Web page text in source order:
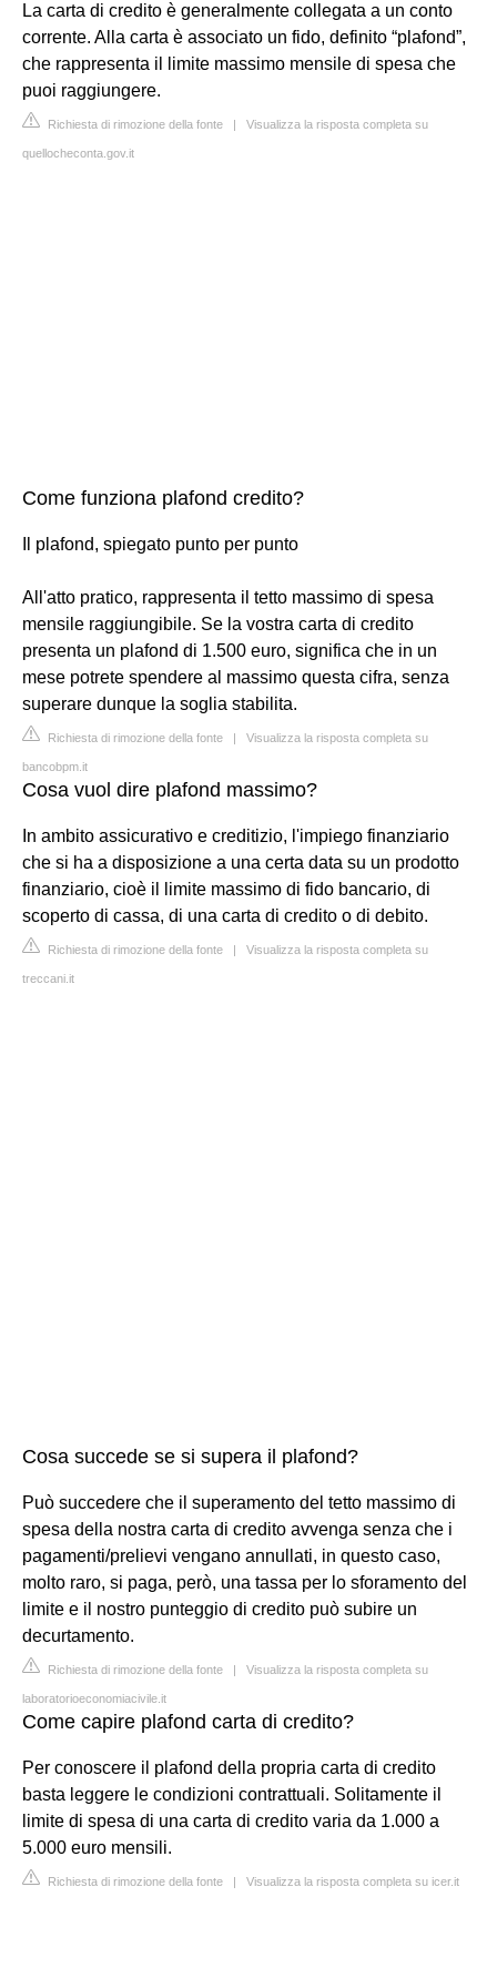
La carta di credito è generalmente collegata a un conto
corrente. Alla carta è associato un fido, definito “plafond”,
che rappresenta il limite massimo mensile di spesa che
puoi raggiungere.
Richiesta di rimozione della fonte | Visualizza la risposta completa su
quellocheconta.gov.it
Come funziona plafond credito?
Il plafond, spiegato punto per punto
All'atto pratico, rappresenta il tetto massimo di spesa
mensile raggiungibile. Se la vostra carta di credito
presenta un plafond di 1.500 euro, significa che in un
mese potrete spendere al massimo questa cifra, senza
superare dunque la soglia stabilita.
Richiesta di rimozione della fonte | Visualizza la risposta completa su
bancobpm.it
Cosa vuol dire plafond massimo?
In ambito assicurativo e creditizio, l'impiego finanziario
che si ha a disposizione a una certa data su un prodotto
finanziario, cioè il limite massimo di fido bancario, di
scoperto di cassa, di una carta di credito o di debito.
Richiesta di rimozione della fonte | Visualizza la risposta completa su
treccani.it
Cosa succede se si supera il plafond?
Può succedere che il superamento del tetto massimo di
spesa della nostra carta di credito avvenga senza che i
pagamenti/prelievi vengano annullati, in questo caso,
molto raro, si paga, però, una tassa per lo sforamento del
limite e il nostro punteggio di credito può subire un
decurtamento.
Richiesta di rimozione della fonte | Visualizza la risposta completa su
laboratorioeconomiacivile.it
Come capire plafond carta di credito?
Per conoscere il plafond della propria carta di credito
basta leggere le condizioni contrattuali. Solitamente il
limite di spesa di una carta di credito varia da 1.000 a
5.000 euro mensili.
Richiesta di rimozione della fonte | Visualizza la risposta completa su icer.it